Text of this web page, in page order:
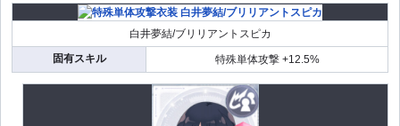
白井夢結/ブリリアントスピカ
固有スキル
特殊単体攻撃 +12.5%